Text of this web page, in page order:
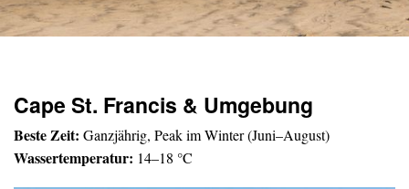
Cape St. Francis & Umgebung
Beste Zeit: Ganzjährig, Peak im Winter (Juni–August)
Wassertemperatur: 14–18 °C